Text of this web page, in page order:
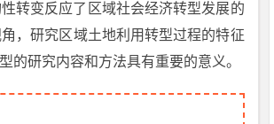
转变反应了区域社会经济转型发展的
，研究区域土地利用转型过程的特征
的研究内容和方法具有重要的意义。